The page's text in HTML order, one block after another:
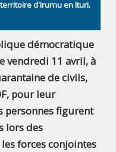
d'Irumu en Ituri.
démocratique
vendredi 11 avril, à
de civils,
pour leur
personnes figurent
lors des
forces conjointes